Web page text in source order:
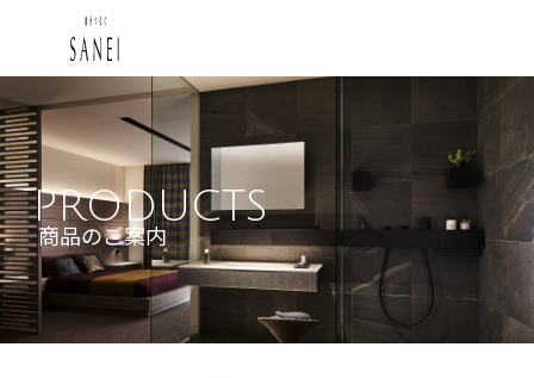
PRODUCTS
商品のご案内